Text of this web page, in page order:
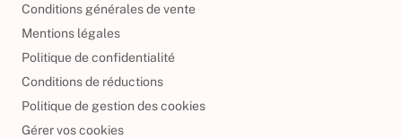
Conditions générales de vente
Mentions légales
Politique de confidentialité
Conditions de réductions
Politique de gestion des cookies
Gérer vos cookies